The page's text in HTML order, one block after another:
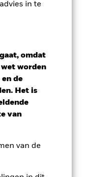
in te
omdat
worden
de
Het is
van
van de